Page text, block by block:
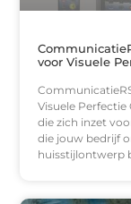
voor Visuele
Visuele
die zich inzet
die jouw bedrijf
huisstijlontwerp